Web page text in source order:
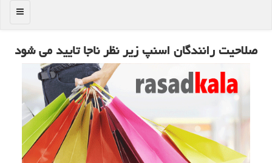
منو
صلاحیت رانندگان اسنپ زیر نظر ناجا تایید می شود